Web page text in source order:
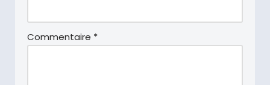
Commentaire *